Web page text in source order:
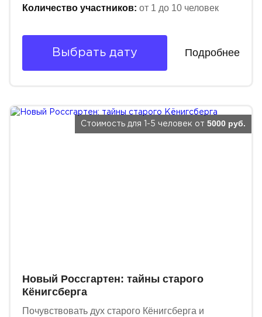
Количество участников: от 1 до 10 человек
Выбрать дату Подробнее
Новый Россгартен: тайны старого
Кёнигсберга
Почувствовать дух старого Кёнигсберга и
Стоимость для 1-5 человек от 5000 руб.